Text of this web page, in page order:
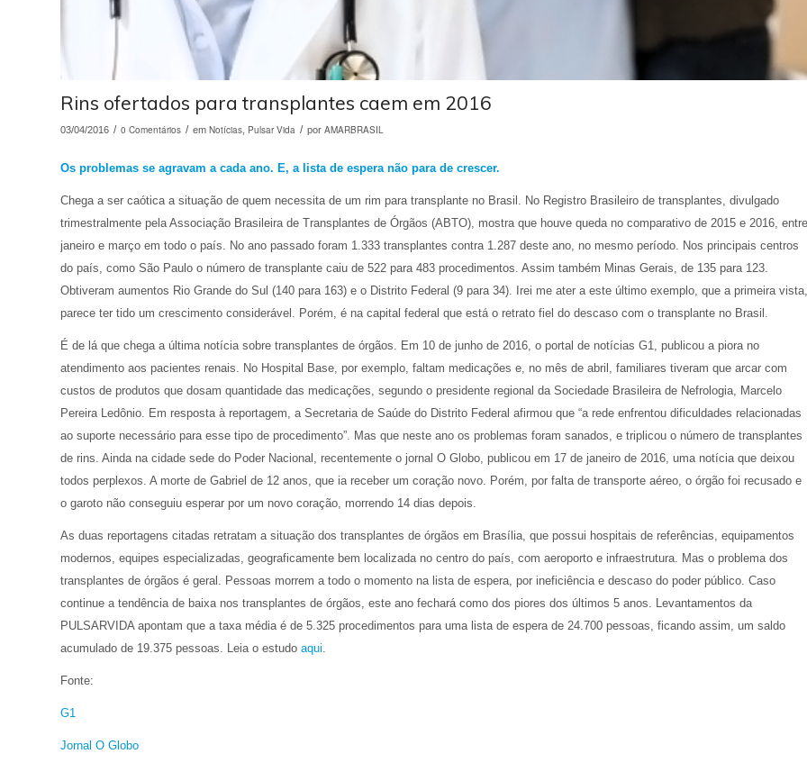
Rins ofertados para transplantes caem em 2016
03/04/2016 / 0 Comentários / em Notícias Pulsar Vida / por AMARBRASIL
Os problemas se agravam a cada ano. E, a lista de espera não para de crescer.
Chega a ser caótica a situação de quem necessita de um rim para transplante no Brasil. No Registro Brasileiro de transplantes, divulgado
trimestralmente pela Associação Brasileira de Transplantes de Órgãos (ABTO), mostra que houve queda no comparativo de 2015 e 2016, entre
janeiro e março em todo o país. No ano passado foram 1.333 transplantes contra 1.287 deste ano, no mesmo período. Nos principais centros
do país, como São Paulo o número de transplante caiu de 522 para 483 procedimentos. Assim também Minas Gerais, de 135 para 123.
Obtiveram aumentos Rio Grande do Sul (140 para 163) e o Distrito Federal (9 para 34). Irei me ater a este último exemplo, que a primeira vista,
parece ter tido um crescimento considerável. Porém, é na capital federal que está o retrato fiel do descaso com o transplante no Brasil.
É de lá que chega a última notícia sobre transplantes de órgãos. Em 10 de junho de 2016, o portal de notícias G1, publicou a piora no
atendimento aos pacientes renais. No Hospital Base, por exemplo, faltam medicações e, no mês de abril, familiares tiveram que arcar com
custos de produtos que dosam quantidade das medicações, segundo o presidente regional da Sociedade Brasileira de Nefrologia, Marcelo
Pereira Ledônio. Em resposta à reportagem, a Secretaria de Saúde do Distrito Federal afirmou que “a rede enfrentou dificuldades relacionadas
ao suporte necessário para esse tipo de procedimento”. Mas que neste ano os problemas foram sanados, e triplicou o número de transplantes
de rins. Ainda na cidade sede do Poder Nacional, recentemente o jornal O Globo, publicou em 17 de janeiro de 2016, uma notícia que deixou
todos perplexos. A morte de Gabriel de 12 anos, que ia receber um coração novo. Porém, por falta de transporte aéreo, o órgão foi recusado e
o garoto não conseguiu esperar por um novo coração, morrendo 14 dias depois.
As duas reportagens citadas retratam a situação dos transplantes de órgãos em Brasília, que possui hospitais de referências, equipamentos
modernos, equipes especializadas, geograficamente bem localizada no centro do país, com aeroporto e infraestrutura. Mas o problema dos
transplantes de órgãos é geral. Pessoas morrem a todo o momento na lista de espera, por ineficiência e descaso do poder público. Caso
continue a tendência de baixa nos transplantes de órgãos, este ano fechará como dos piores dos últimos 5 anos. Levantamentos da
PULSARVIDA apontam que a taxa média é de 5.325 procedimentos para uma lista de espera de 24.700 pessoas, ficando assim, um saldo
acumulado de 19.375 pessoas. Leia o estudo aqui
Fonte:
G1
Jornal O Globo